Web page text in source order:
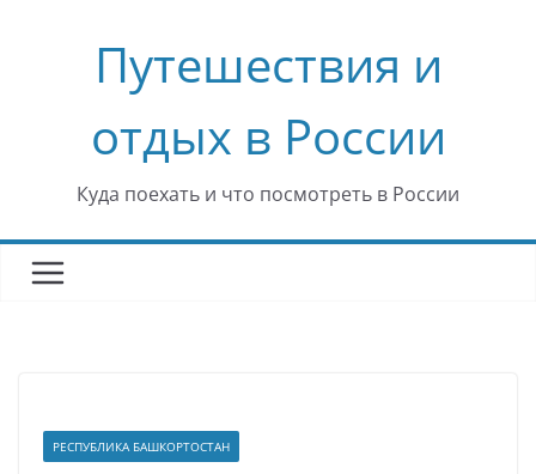
содержимомуПутешествия и
отдых в России
Куда поехать и что посмотреть в России
РЕСПУБЛИКА БАШКОРТОСТАН